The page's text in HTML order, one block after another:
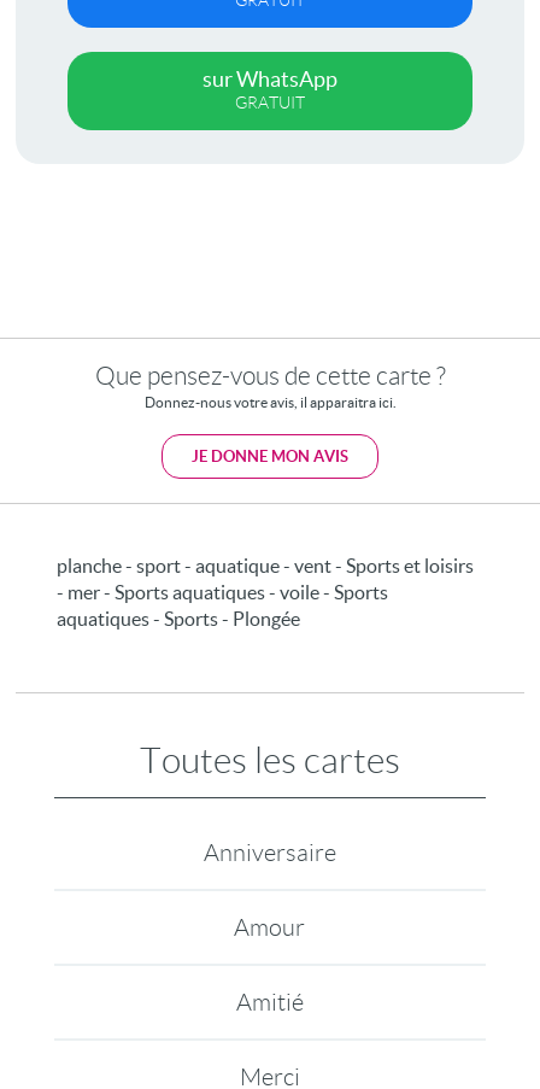
sur WhatsApp
GRATUIT
Que pensez-vous de cette carte ?
Donnez-nous votre avis, il apparaitra ici.
JE DONNE MON AVIS
planche - sport - aquatique - vent - Sports et loisirs
- mer - Sports aquatiques - voile - Sports
aquatiques - Sports - Plongée
Toutes les cartes
Anniversaire
Amour
Amitié
Merci